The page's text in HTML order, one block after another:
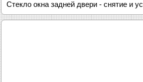
Стекло окна задней двери - снятие и